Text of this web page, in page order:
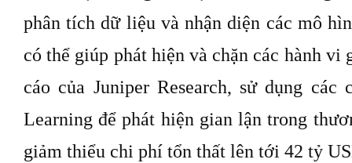
phân tích dữ liệu và nhận diện các mô
có thể giúp phát hiện và chặn các hành vi
cáo của Juniper Research, sử dụng
Learning để phát hiện gian lận trong
giảm thiểu chi phí tổn thất lên tới 42 tỷ